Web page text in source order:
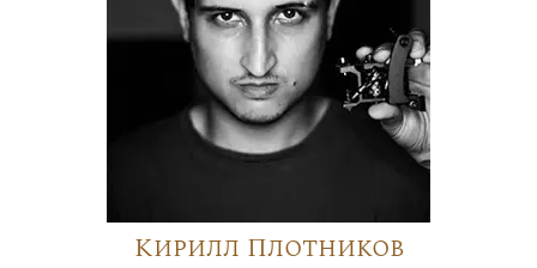
Кирилл Плотников